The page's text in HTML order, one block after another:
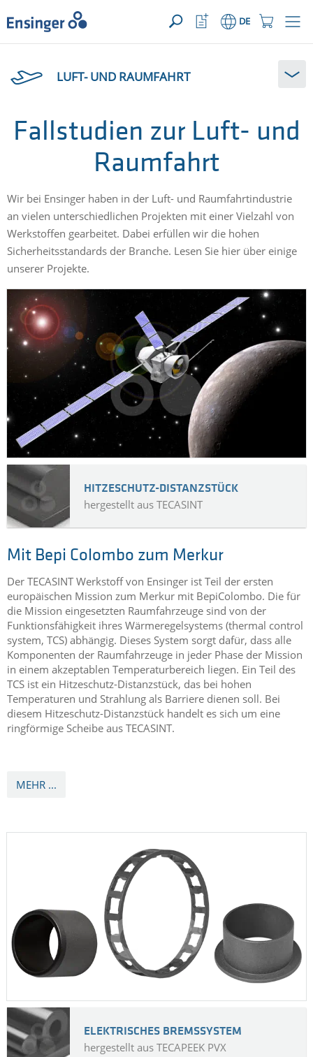
IHRE ANFRAGE ({{productCount}} Produkte)
ÖFFNEN
Startseite DE
Watchlist
Button
wir
LUFT- UND RAUMFAHRT
Fallstudien zur Luft- und
Raumfahrt
Wir bei Ensinger haben in der Luft- und Raumfahrtindustrie
an vielen unterschiedlichen Projekten mit einer Vielzahl von
Werkstoffen gearbeitet. Dabei erfüllen wir die hohen
Sicherheitsstandards der Branche. Lesen Sie hier über einige
unserer Projekte.
HITZESCHUTZ-DISTANZSTÜCK
hergestellt aus TECASINT
Mit Bepi Colombo zum Merkur
Der TECASINT Werkstoff von Ensinger ist Teil der ersten
europäischen Mission zum Merkur mit BepiColombo. Die für
die Mission eingesetzten Raumfahrzeuge sind von der
Funktionsfähigkeit ihres Wärmeregelsystems (thermal control
system, TCS) abhängig. Dieses System sorgt dafür, dass alle
Komponenten der Raumfahrzeuge in jeder Phase der Mission
in einem akzeptablen Temperaturbereich liegen. Ein Teil des
TCS ist ein Hitzeschutz-Distanzstück, das bei hohen
Temperaturen und Strahlung als Barriere dienen soll. Bei
diesem Hitzeschutz-Distanzstück handelt es sich um eine
ringförmige Scheibe aus TECASINT.
MEHR ...
ELEKTRISCHES BREMSSYSTEM
hergestellt aus TECAPEEK PVX